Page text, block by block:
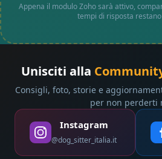
Appena il modulo Zoho sarà attivo,
tempi di risposta
Unisciti alla
Consigli, foto, storie e
per non perderti
Instagram
@dog_sitter_italia.it